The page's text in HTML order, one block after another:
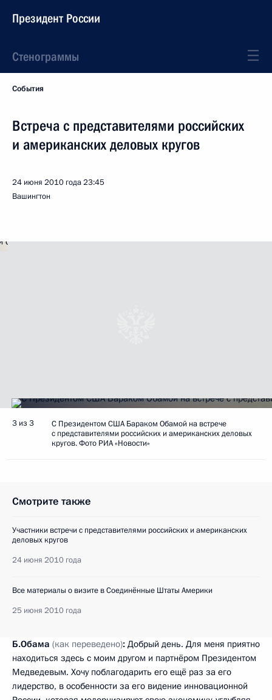
Президент России
Стенограммы
События
Встреча с представителями российских
и американских деловых кругов
24 июня 2010 года23:45
Вашингтон
3 из 3
С Президентом США Бараком Обамой на встрече
с представителями российских и американских деловых
кругов. Фото РИА «Новости»
Смотрите также
Участники встречи с представителями российских и американских
деловых кругов
24 июня 2010 года
Все материалы о визите в Соединённые Штаты Америки
25 июня 2010 года
Б.Обама (как переведено): Добрый день. Для меня приятно
находиться здесь с моим другом и партнёром Президентом
Медведевым. Хочу поблагодарить его ещё раз за его
лидерство, в особенности за его видение инновационной